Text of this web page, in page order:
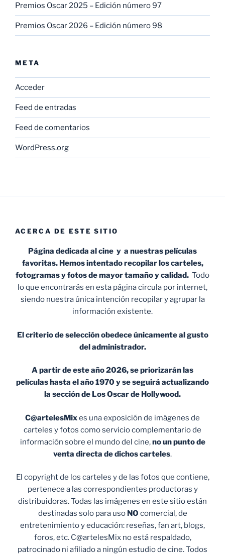
Premios Oscar 2025 – Edición número 97
Premios Oscar 2026 – Edición número 98
META
Acceder
Feed de entradas
Feed de comentarios
WordPress.org
ACERCA DE ESTE SITIO
Página dedicada al cine y a nuestras películas
favoritas. Hemos intentado recopilar los carteles,
fotogramas y fotos de mayor tamaño y calidad. Todo
lo que encontrarás en esta página circula por internet,
siendo nuestra única intención recopilar y agrupar la
información existente.
El criterio de selección obedece únicamente al gusto
del administrador.
A partir de este año 2026, se priorizarán las
películas hasta el año 1970 y se seguirá actualizando
la sección de Los Oscar de Hollywood.
C@artelesMixes una exposición de imágenes de
carteles y fotos como servicio complementario de
información sobre el mundo del cine,no un punto de
venta directa de dichos carteles.
El copyright de los carteles y de las fotos que contiene,
pertenece a las correspondientes productoras y
distribuidoras. Todas las imágenes en este sitio están
destinadas solo para uso NO comercial, de
entretenimiento y educación: reseñas, fan art, blogs,
foros, etc. C@artelesMix no está respaldado,
patrocinado ni afiliado a ningún estudio de cine. Todos